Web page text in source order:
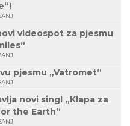
videospot za pjesmu
pjesmu „Vatromet“
novi singl „Klapa za
the Earth“